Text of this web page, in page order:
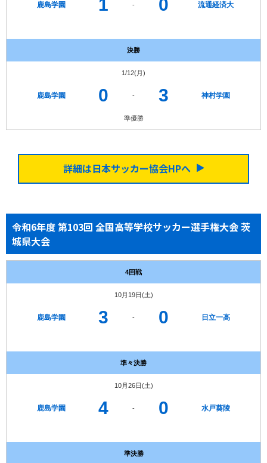
鹿島学園 1 - 0 流通経済大
決勝
1/12(月)
鹿島学園 0 - 3 神村学園
準優勝
詳細は日本サッカー協会HPへ
令和6年度 第103回 全国高等学校サッカー選手権大会 茨
城県大会
4回戦
10月19日(土)
鹿島学園 3 - 0 日立一高
準々決勝
10月26日(土)
鹿島学園 4 - 0 水戸葵陵
準決勝